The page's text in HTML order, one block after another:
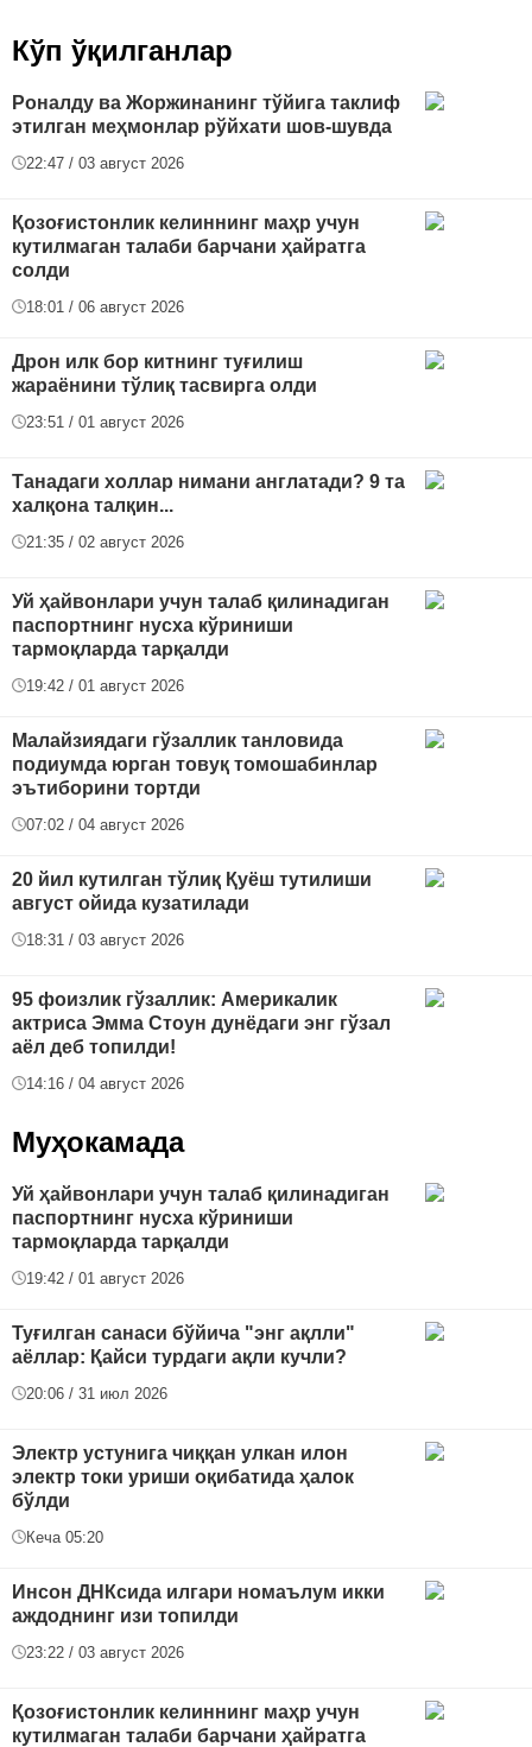
Кўп ўқилганлар
Роналду ва Жоржинанинг тўйига таклиф
этилган меҳмонлар рўйхати шов-шувда
22:47 / 03 август 2026
Қозоғистонлик келиннинг маҳр учун
кутилмаган талаби барчани ҳайратга
солди
18:01 / 06 август 2026
Дрон илк бор китнинг туғилиш
жараёнини тўлиқ тасвирга олди
23:51 / 01 август 2026
Танадаги холлар нимани англатади? 9 та
халқона талқин...
21:35 / 02 август 2026
Уй ҳайвонлари учун талаб қилинадиган
паспортнинг нусха кўриниши
тармоқларда тарқалди
19:42 / 01 август 2026
Малайзиядаги гўзаллик танловида
подиумда юрган товуқ томошабинлар
эътиборини тортди
07:02 / 04 август 2026
20 йил кутилган тўлиқ Қуёш тутилиши
август ойида кузатилади
18:31 / 03 август 2026
95 фоизлик гўзаллик: Америкалик
актриса Эмма Стоун дунёдаги энг гўзал
аёл деб топилди!
14:16 / 04 август 2026
Муҳокамада
Уй ҳайвонлари учун талаб қилинадиган
паспортнинг нусха кўриниши
тармоқларда тарқалди
19:42 / 01 август 2026
Туғилган санаси бўйича "энг ақлли"
аёллар: Қайси турдаги ақли кучли?
20:06 / 31 июл 2026
Электр устунига чиққан улкан илон
электр токи уриши оқибатида ҳалок
бўлди
Кеча 05:20
Инсон ДНКсида илгари номаълум икки
аждоднинг изи топилди
23:22 / 03 август 2026
Қозоғистонлик келиннинг маҳр учун
кутилмаган талаби барчани ҳайратга